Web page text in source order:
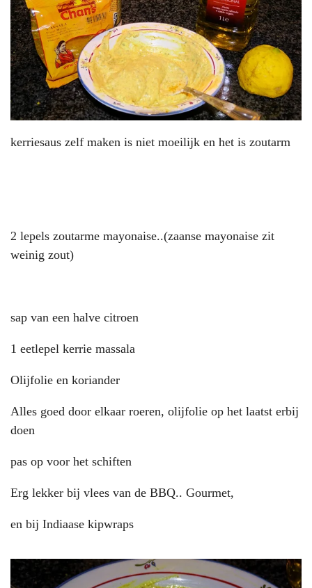
kerriesaus zelf maken is niet moeilijk en het is zoutarm
2 lepels zoutarme mayonaise..(zaanse mayonaise zit
weinig zout)
sap van een halve citroen
1 eetlepel kerrie massala
Olijfolie en koriander
Alles goed door elkaar roeren, olijfolie op het laatst erbij
doen
pas op voor het schiften
Erg lekker bij vlees van de BBQ.. Gourmet,
en bij Indiaase kipwraps